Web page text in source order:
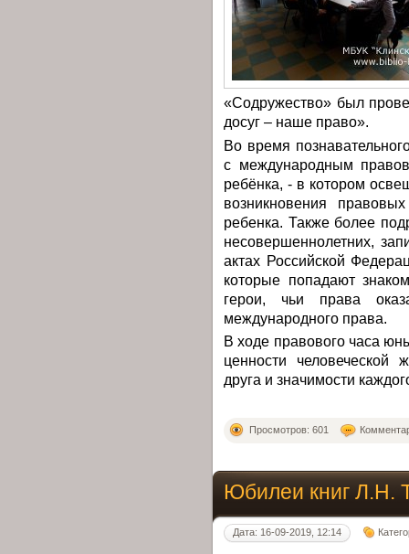
«Содружество» был
досуг – наше право».
Во время
с международным
ребёнка, - в котором
возникновения
ребенка. Также более
несовершеннолетних,
актах Российской
которые попадают
герои, чьи права
международного права.
В ходе правового часа
ценности человеческой
друга и значимости
Просмотров: 601
Юбилеи книг Л.Н.
Дата: 16-09-2019, 12:14